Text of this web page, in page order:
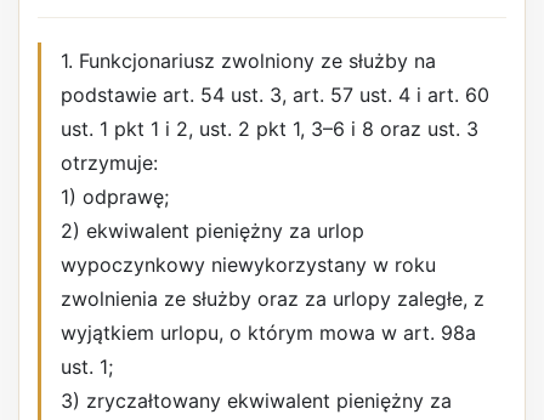
1. Funkcjonariusz zwolniony ze służby na
podstawie art. 54 ust. 3, art. 57 ust. 4 i art. 60
ust. 1 pkt 1 i 2, ust. 2 pkt 1, 3–6 i 8 oraz ust. 3
otrzymuje:
1) odprawę;
2) ekwiwalent pieniężny za urlop
wypoczynkowy niewykorzystany w roku
zwolnienia ze służby oraz za urlopy zaległe, z
wyjątkiem urlopu, o którym mowa w art. 98a
ust. 1;
3) zryczałtowany ekwiwalent pieniężny za